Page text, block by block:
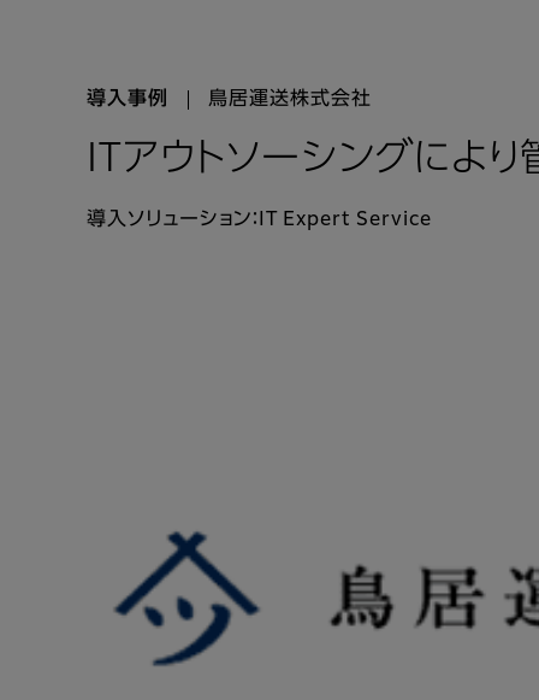
導入事例 鳥居運送株式会社
ITアウトソーシングによ
導入ソリューション：IT Expert Service